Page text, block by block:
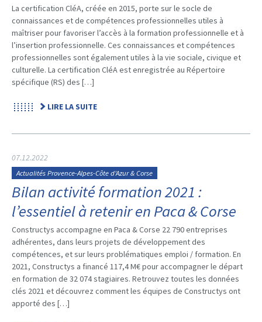
La certification CléA, créée en 2015, porte sur le socle de
connaissances et de compétences professionnelles utiles à
maîtriser pour favoriser l’accès à la formation professionnelle et à
l’insertion professionnelle. Ces connaissances et compétences
professionnelles sont également utiles à la vie sociale, civique et
culturelle. La certification CléA est enregistrée au Répertoire
spécifique (RS) des […]
LIRE LA SUITE
07.12.2022
Actualités Provence-Alpes-Côte d'Azur & Corse
Bilan activité formation 2021 :
l’essentiel à retenir en Paca & Corse
Constructys accompagne en Paca & Corse 22 790 entreprises
adhérentes, dans leurs projets de développement des
compétences, et sur leurs problématiques emploi / formation. En
2021, Constructys a financé 117,4 M€ pour accompagner le départ
en formation de 32 074 stagiaires. Retrouvez toutes les données
clés 2021 et découvrez comment les équipes de Constructys ont
apporté des […]